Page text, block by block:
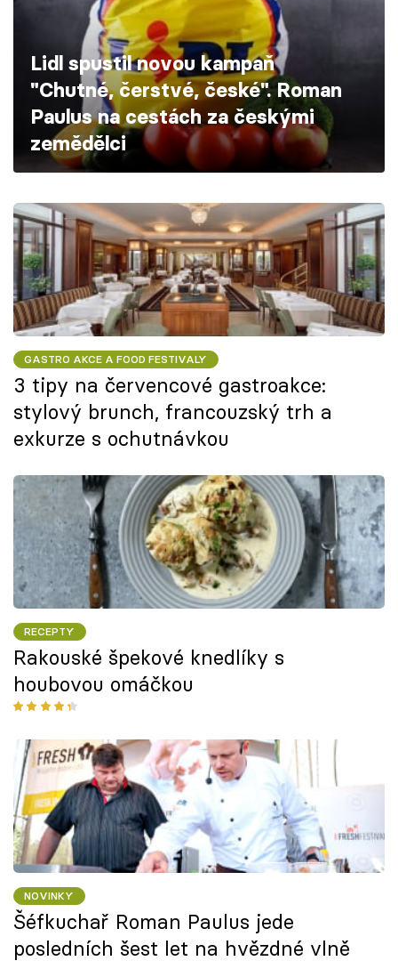
Škola vaření
Recepty z TV
Speciál: Cuketa
Těhotnej kuchař
Přihlášení
Sledujte nás
Lidl spustil novou kampaň
"Chutné, čerstvé, české". Roman
Paulus na cestách za českými
zemědělci
GASTRO AKCE A FOOD FESTIVALY
3 tipy na červencové gastroakce:
stylový brunch, francouzský trh a
exkurze s ochutnávkou
RECEPTY
Rakouské špekové knedlíky s
houbovou omáčkou
NOVINKY
Šéfkuchař Roman Paulus jede
posledních šest let na hvězdné vlně